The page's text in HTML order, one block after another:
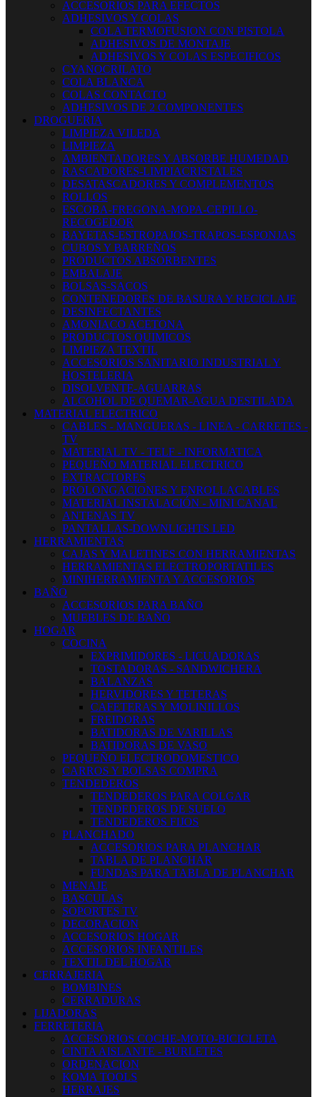
ACCESORIOS PARA EFECTOS
ADHESIVOS Y COLAS
COLA TERMOFUSION CON PISTOLA
ADHESIVOS DE MONTAJE
ADHESIVOS Y COLAS ESPECIFICOS
CYANOCRILATO
COLA BLANCA
COLAS CONTACTO
ADHESIVOS DE 2 COMPONENTES
DROGUERIA
LIMPIEZA VILEDA
LIMPIEZA
AMBIENTADORES Y ABSORBE HUMEDAD
RASCADORES-LIMPIACRISTALES
DESATASCADORES Y COMPLEMENTOS
ROLLOS
ESCOBA-FREGONA-MOPA-CEPILLO-
RECOGEDOR
BAYETAS-ESTROPAJOS-TRAPOS-ESPONJAS
CUBOS Y BARREÑOS
PRODUCTOS ABSORBENTES
EMBALAJE
BOLSAS-SACOS
CONTENEDORES DE BASURA Y RECICLAJE
DESINFECTANTES
AMONIACO ACETONA
PRODUCTOS QUIMICOS
LIMPIEZA TEXTIL
ACCESORIOS SANITARIO INDUSTRIAL Y
HOSTELERIA
DISOLVENTE-AGUARRAS
ALCOHOL DE QUEMAR-AGUA DESTILADA
MATERIAL ELECTRICO
CABLES - MANGUERAS - LINEA - CARRETES -
TV
MATERIAL TV - TELF - INFORMATICA
PEQUEÑO MATERIAL ELECTRICO
EXTRACTORES
PROLONGACIONES Y ENROLLACABLES
MATERIAL INSTALACIÓN - MINI CANAL
ANTENAS TV
PANTALLAS-DOWNLIGHTS LED
HERRAMIENTAS
CAJAS Y MALETINES CON HERRAMIENTAS
HERRAMIENTAS ELECTROPORTATILES
MINIHERRAMIENTA Y ACCESORIOS
BAÑO
ACCESORIOS PARA BAÑO
MUEBLES DE BAÑO
HOGAR
COCINA
EXPRIMIDORES - LICUADORAS
TOSTADORAS - SANDWICHERA
BALANZAS
HERVIDORES Y TETERAS
CAFETERAS Y MOLINILLOS
FREIDORAS
BATIDORAS DE VARILLAS
BATIDORAS DE VASO
PEQUEÑO ELECTRODOMESTICO
CARROS Y BOLSAS COMPRA
TENDEDEROS
TENDEDEROS PARA COLGAR
TENDEDEROS DE SUELO
TENDEDEROS FIJOS
PLANCHADO
ACCESORIOS PARA PLANCHAR
TABLA DE PLANCHAR
FUNDAS PARA TABLA DE PLANCHAR
MENAJE
BASCULAS
SOPORTES TV
DECORACION
ACCESORIOS HOGAR
ACCESORIOS INFANTILES
TEXTIL DEL HOGAR
CERRAJERIA
BOMBINES
CERRADURAS
LIJADORAS
FERRETERIA
ACCESORIOS COCHE-MOTO-BICICLETA
CINTA AISLANTE - BURLETES
ORDENACION
KOMA TOOLS
HERRAJES